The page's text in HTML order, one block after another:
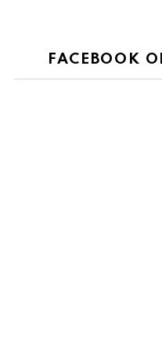
FACEBOOK